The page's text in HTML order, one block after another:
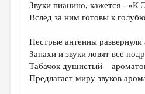
ДАЙДЖЕСТ
ПЕРЕВОДЫ
КОНКУРСЫ
Звуки пианино, кажется - «К
Вслед за ним готовы к
Пестрые антенны развернули
Запахи и звуки ловят все
Табачок душистый –
Предлагает миру звуков